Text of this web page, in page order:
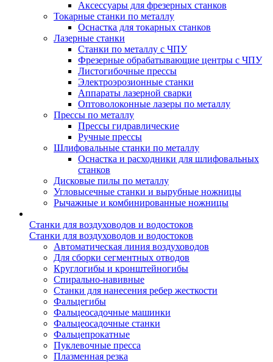
Аксессуары для фрезерных станков
Токарные станки по металлу
Оснастка для токарных станков
Лазерные станки
Станки по металлу с ЧПУ
Фрезерные обрабатывающие центры с ЧПУ
Листогибочные прессы
Электроэрозионные станки
Аппараты лазерной сварки
Оптоволоконные лазеры по металлу
Прессы по металлу
Прессы гидравлические
Ручные прессы
Шлифовальные станки по металлу
Оснастка и расходники для шлифовальных
станков
Дисковые пилы по металлу
Угловысечные станки и вырубные ножницы
Рычажные и комбинированные ножницы
Станки для воздуховодов и водостоков
Станки для воздуховодов и водостоков
Автоматическая линия воздуховодов
Для сборки сегментных отводов
Круглогибы и кронштейногибы
Спирально-навивные
Станки для нанесения ребер жесткости
Фальцегибы
Фальцеосадочные машинки
Фальцеосадочные станки
Фальцепрокатные
Пуклевочные пресса
Плазменная резка